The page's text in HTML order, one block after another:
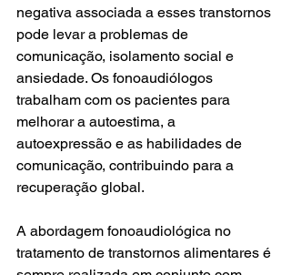
negativa associada a esses transtornos
pode levar a problemas de
comunicação, isolamento social e
ansiedade. Os fonoaudiólogos
trabalham com os pacientes para
melhorar a autoestima, a
autoexpressão e as habilidades de
comunicação, contribuindo para a
recuperação global.
A abordagem fonoaudiológica no
tratamento de transtornos alimentares é